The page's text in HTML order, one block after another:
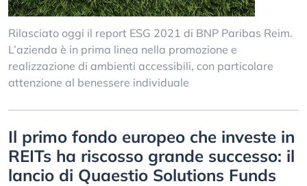
Rilasciato oggi il report ESG 2021 di BNP Paribas Reim.
L’azienda è in prima linea nella promozione e
realizzazione di ambienti accessibili, con particolare
attenzione al benessere individuale
Il primo fondo europeo che investe in
REITs ha riscosso grande successo: il
lancio di Quaestio Solutions Funds